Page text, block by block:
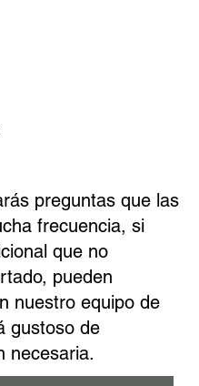
preguntas que las
frecuencia, si
que no
pueden
nuestro equipo de
gustoso de
necesaria.